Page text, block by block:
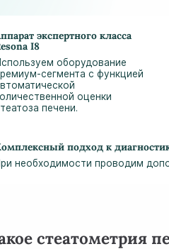
экспертного класса
I8
оборудование
сегмента с функцией
оценки
печени.
подход к
необходимости проводим
стеатометрия